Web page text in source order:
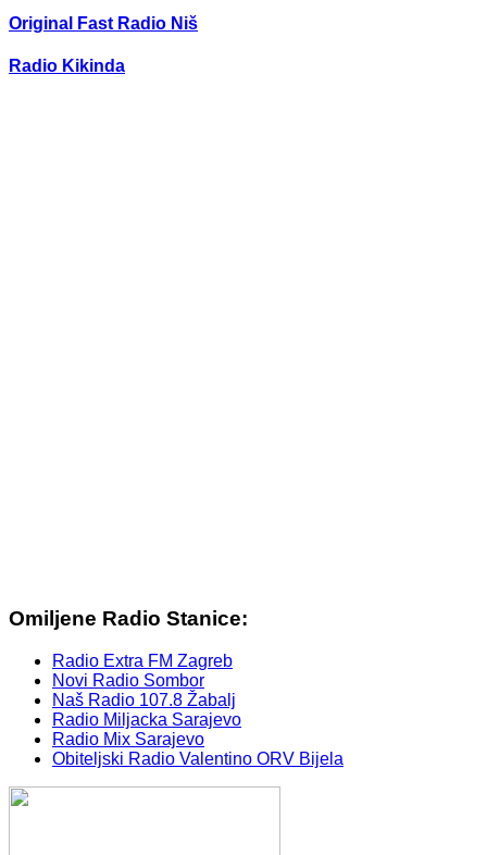
Original Fast Radio Niš
Radio Kikinda
Omiljene Radio Stanice:
Radio Extra FM Zagreb
Novi Radio Sombor
Naš Radio 107.8 Žabalj
Radio Miljacka Sarajevo
Radio Mix Sarajevo
Obiteljski Radio Valentino ORV Bijela